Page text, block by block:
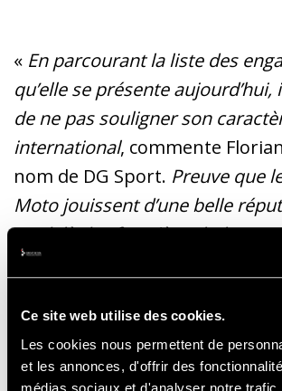
Ce site web utilise des cookies.
Les cookies nous permettent de
et les annonces, d'offrir des
médias sociaux et d'analyser notre
« En parcourant la liste des
qu’elle se présente
de ne pas souligner son
international, commente
nom de DG Sport. Preuve que
Moto jouissent d’une belle
au-delà des frontières belges,
teams amateurs venant des
et de Suède ! Voilà qui constitue
belle récompense, et qui
inédites sur la piste… »